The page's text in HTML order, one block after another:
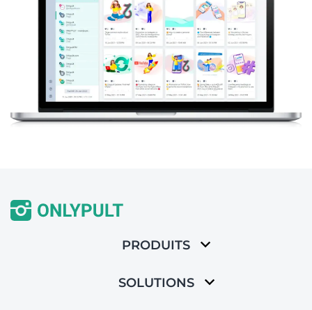
PRODUITS
SOLUTIONS